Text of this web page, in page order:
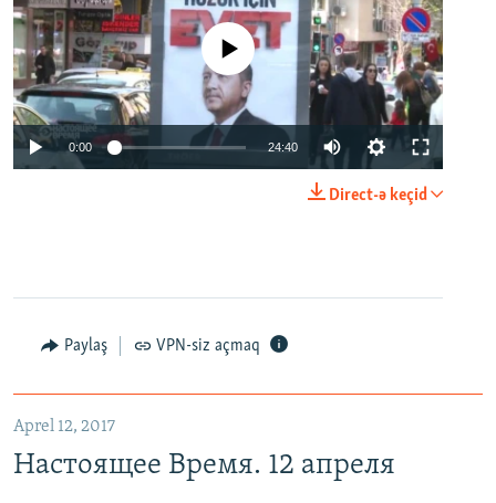
No media source currently available
0:00 24:40
Direct-ə keçid
Paylaş VPN-siz açmaq
Aprel 12, 2017
Настоящее Время. 12 апреля